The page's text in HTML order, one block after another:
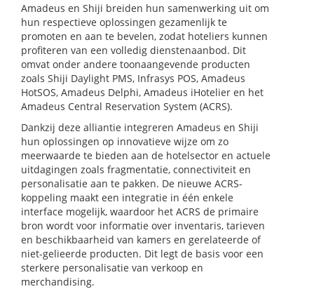
Amadeus en Shiji breiden hun samenwerking uit om
hun respectieve oplossingen gezamenlijk te
promoten en aan te bevelen, zodat hoteliers kunnen
profiteren van een volledig dienstenaanbod. Dit
omvat onder andere toonaangevende producten
zoals Shiji Daylight PMS, Infrasys POS, Amadeus
HotSOS, Amadeus Delphi, Amadeus iHotelier en het
Amadeus Central Reservation System (ACRS).
Dankzij deze alliantie integreren Amadeus en Shiji
hun oplossingen op innovatieve wijze om zo
meerwaarde te bieden aan de hotelsector en actuele
uitdagingen zoals fragmentatie, connectiviteit en
personalisatie aan te pakken. De nieuwe ACRS-
koppeling maakt een integratie in één enkele
interface mogelijk, waardoor het ACRS de primaire
bron wordt voor informatie over inventaris, tarieven
en beschikbaarheid van kamers en gerelateerde of
niet-gelieerde producten. Dit legt de basis voor een
sterkere personalisatie van verkoop en
merchandising.